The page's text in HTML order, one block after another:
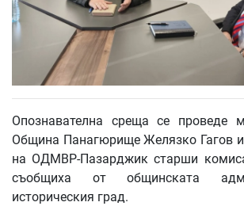
Опознавателна среща се проведе
Община Панагюрище Желязко Гагов
на ОДМВР-Пазарджик старши
съобщиха от общинската
историческия град.